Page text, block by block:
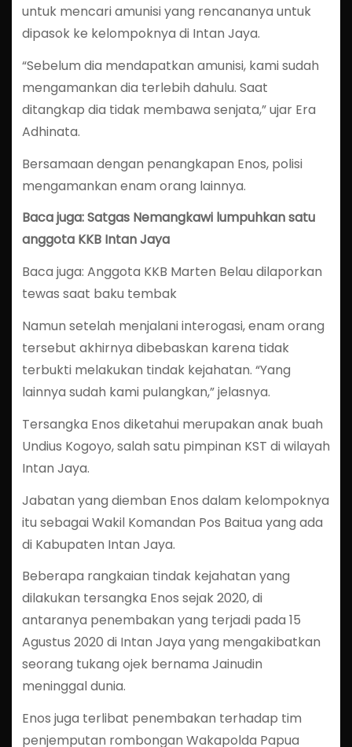
untuk mencari amunisi yang rencananya untuk
dipasok ke kelompoknya di Intan Jaya.
“Sebelum dia mendapatkan amunisi, kami sudah
mengamankan dia terlebih dahulu. Saat
ditangkap dia tidak membawa senjata,” ujar Era
Adhinata.
Bersamaan dengan penangkapan Enos, polisi
mengamankan enam orang lainnya.
Baca juga: Satgas Nemangkawi lumpuhkan satu
anggota KKB Intan Jaya
Baca juga: Anggota KKB Marten Belau dilaporkan
tewas saat baku tembak
Namun setelah menjalani interogasi, enam orang
tersebut akhirnya dibebaskan karena tidak
terbukti melakukan tindak kejahatan. “Yang
lainnya sudah kami pulangkan,” jelasnya.
Tersangka Enos diketahui merupakan anak buah
Undius Kogoyo, salah satu pimpinan KST di wilayah
Intan Jaya.
Jabatan yang diemban Enos dalam kelompoknya
itu sebagai Wakil Komandan Pos Baitua yang ada
di Kabupaten Intan Jaya.
Beberapa rangkaian tindak kejahatan yang
dilakukan tersangka Enos sejak 2020, di
antaranya penembakan yang terjadi pada 15
Agustus 2020 di Intan Jaya yang mengakibatkan
seorang tukang ojek bernama Jainudin
meninggal dunia.
Enos juga terlibat penembakan terhadap tim
penjemputan rombongan Wakapolda Papua